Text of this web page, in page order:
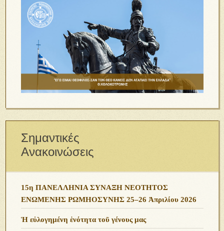
Σημαντικές
Ανακοινώσεις
15η ΠΑΝΕΛΛΗΝΙΑ ΣΥΝΑΞΗ ΝΕΟΤΗΤΟΣ
ΕΝΩΜΕΝΗΣ ΡΩΜΗΟΣΥΝΗΣ 25–26 Ἀπριλίου 2026
Ἡ εὐλογημένη ἑνότητα τοῦ γένους μας